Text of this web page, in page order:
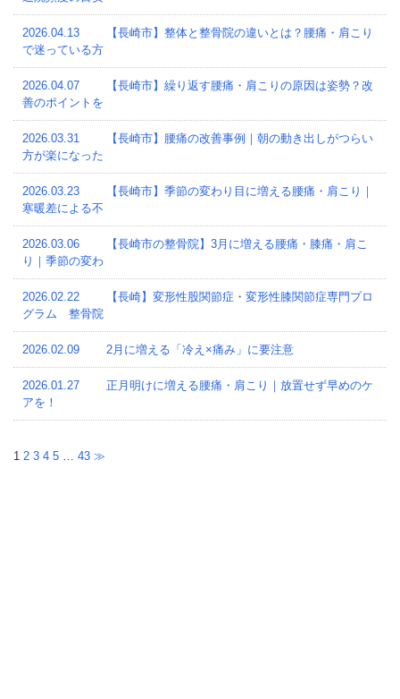
2026.04.13
【長崎市】整体と整骨院の違いとは？腰痛・肩こり
で迷っている方
2026.04.07
【長崎市】繰り返す腰痛・肩こりの原因は姿勢？改
善のポイントを
2026.03.31
【長崎市】腰痛の改善事例｜朝の動き出しがつらい
方が楽になった
2026.03.23
【長崎市】季節の変わり目に増える腰痛・肩こり｜
寒暖差による不
2026.03.06
【長崎市の整骨院】3月に増える腰痛・膝痛・肩こ
り｜季節の変わ
2026.02.22
【長崎】変形性股関節症・変形性膝関節症専門プロ
グラム 整骨院
2026.02.09 2月に増える「冷え×痛み」に要注意
2026.01.27
正月明けに増える腰痛・肩こり｜放置せず早めのケ
アを！
1 2 3 4 5 … 43 ≫